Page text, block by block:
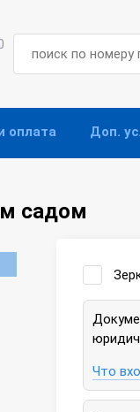
оплата Доп.
садом
Что